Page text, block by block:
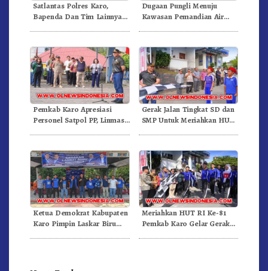
Satlantas Polres Karo,
Bapenda Dan Tim Lainnya
Dugaan Pungli Menuju
Kawasan Pemandian Air
Pemkab Karo Apresiasi
Personel Satpol PP, Linmas,
Gerak Jalan Tingkat SD dan
SMP Untuk Meriahkan HUT
Ketua Demokrat Kabupaten
Karo Pimpin Laskar Biru
Meriahkan HUT RI Ke-81
Pemkab Karo Gelar Gerak